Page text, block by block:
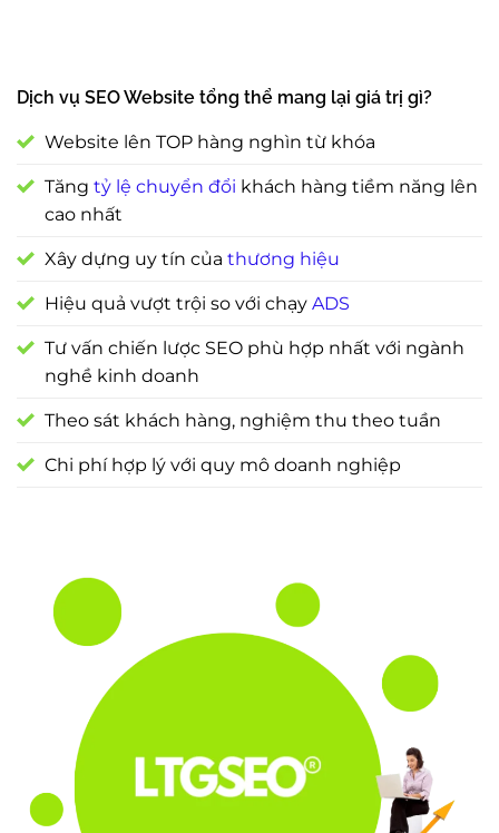
Dịch vụ SEO Website tổng thể mang lại giá trị gì?
Website lên TOP hàng nghìn từ khóa
Tăng tỷ lệ chuyển đổi khách hàng tiềm năng lên
cao nhất
Xây dựng uy tín của thương hiệu
Hiệu quả vượt trội so với chạy ADS
Tư vấn chiến lược SEO phù hợp nhất với ngành
nghề kinh doanh
Theo sát khách hàng, nghiệm thu theo tuần
Chi phí hợp lý với quy mô doanh nghiệp